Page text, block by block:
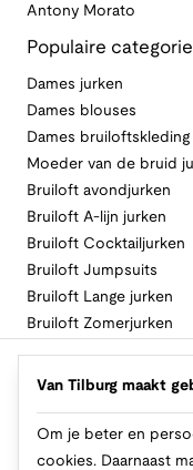
Antony Morato
Populaire
Dames jurken
Dames blouses
Dames bruiloftskleding
Moeder van de bruid
Bruiloft avondjurken
Bruiloft A-lijn jurken
Bruiloft Cocktailjurken
Bruiloft Jumpsuits
Bruiloft Lange jurken
Bruiloft Zomerjurken
Volg Van Tilburg
Van Tilburg maakt
Om je beter en
cookies. Daarnaast